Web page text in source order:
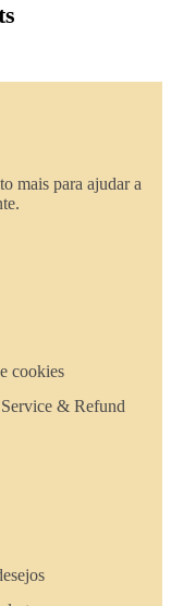
mais para ajudar a
cookies
& Refund